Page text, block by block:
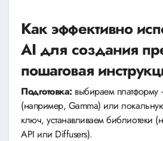
Как эффективно
AI для создания
пошаговая
Подготовка: выбираем
(например, Gamma) или
ключ, устанавливаем библиотеки
API или Diffusers).